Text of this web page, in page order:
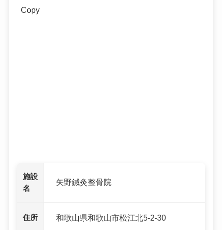
Copy
施設
名
矢野鍼灸整骨院
住所 和歌山県和歌山市松江北5-2-30